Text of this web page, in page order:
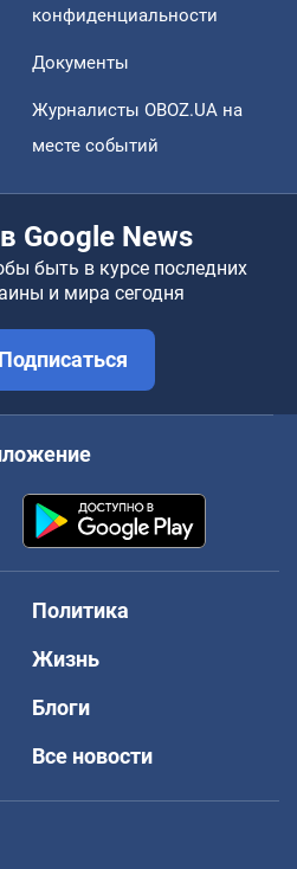
конфиденциальности
Документы
Журналисты OBOZ.UA на
месте событий
Google News
быть в курсе последних
и мира сегодня
Подписаться
Политика
Жизнь
Блоги
Все новости